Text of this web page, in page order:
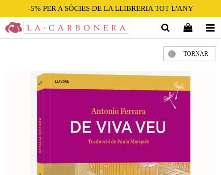
-5% PER A SÒCIES DE LA LLIBRERIA TOT L'ANY
TORNAR